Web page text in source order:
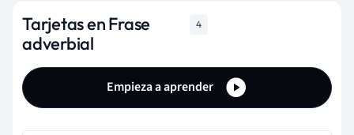
Tarjetas en Frase
adverbial
4
Empieza a aprender